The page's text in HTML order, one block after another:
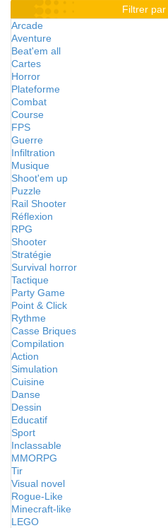
Filtrer
Arcade
Aventure
Beat'em all
Cartes
Horror
Plateforme
Combat
Course
FPS
Guerre
Infiltration
Musique
Shoot'em up
Puzzle
Rail Shooter
Réflexion
RPG
Shooter
Stratégie
Survival horror
Tactique
Party Game
Point & Click
Rythme
Casse Briques
Compilation
Action
Simulation
Cuisine
Danse
Dessin
Educatif
Sport
Inclassable
MMORPG
Tir
Visual novel
Rogue-Like
Minecraft-like
LEGO